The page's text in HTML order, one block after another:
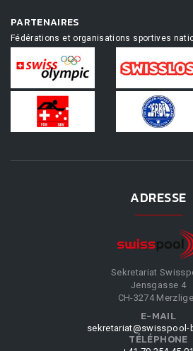
PARTENAIRES
Fédérations et organisations sportives
ADRESSE
Sekretariat
Jensgasse 4
CH-3274
E-MAIL
sekretariat@swisspool-
TÉLÉPHONE